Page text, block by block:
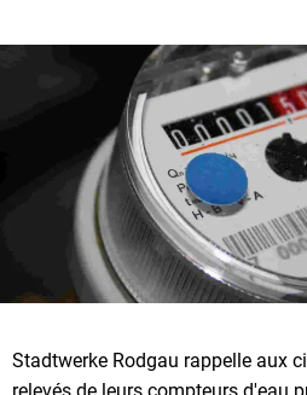
Stadtwerke Rodgau rappelle aux
relevés de leurs compteurs d'eau